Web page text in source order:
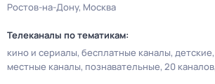
Ростов-на-Дону Москва
Телеканалы по тематикам:
кино и сериалы бесплатные каналы детские
местные каналы познавательные 20 каналов